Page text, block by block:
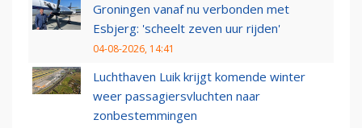
Groningen vanaf nu verbonden met
Esbjerg: 'scheelt zeven uur rijden'
04-08-2026, 14:41
Luchthaven Luik krijgt komende winter
weer passagiersvluchten naar
zonbestemmingen